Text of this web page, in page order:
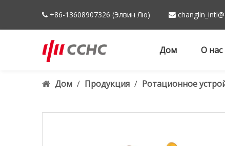
 +86-13608907326 (Элвин Лю) 
Дом О нас
Дом / Продукция / Ротационное